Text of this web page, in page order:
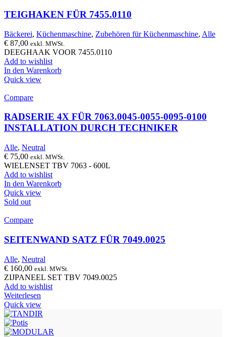
TEIGHAKEN FÜR 7455.0110
Bäckerei, Küchenmaschine, Zubehören für Küchenmaschine, Alle
€ 87,00 exkl. MWSt.
DEEGHAAK VOOR 7455.0110
Add to wishlist
In den Warenkorb
Quick view
Compare
RADSERIE 4X FÜR 7063.0045-0055-0095-0100
INSTALLATION DURCH TECHNIKER
Alle, Neutral
€ 75,00 exkl. MWSt.
WIELENSET TBV 7063 - 600L
Add to wishlist
In den Warenkorb
Quick view
Sold out
Compare
SEITENWAND SATZ FÜR 7049.0025
Alle, Neutral
€ 160,00 exkl. MWSt.
ZIJPANEEL SET TBV 7049.0025
Add to wishlist
Weiterlesen
Quick view